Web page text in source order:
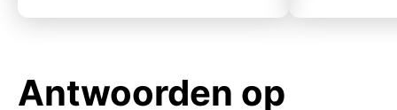
Antwoorden op